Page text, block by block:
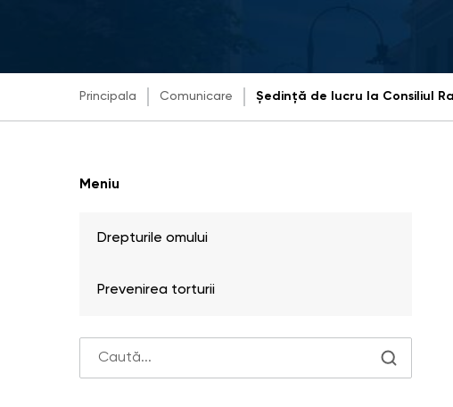
Principala Comunicare
Meniu
Drepturile omului
Prevenirea torturii